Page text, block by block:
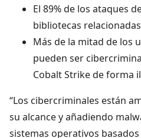
El 89% de los ataques
bibliotecas
Más de la mitad de los
pueden ser
Cobalt Strike de forma
“Los cibercriminales están
su alcance y añadiendo
sistemas operativos